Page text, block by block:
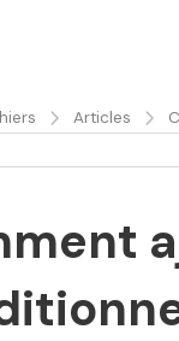
Articles